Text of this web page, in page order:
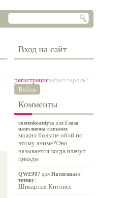
Вход на сайт
регистрациязабыл пароль?
Войти
Комменты
costenkoaniyta для Глаза
наполнены слезами:
можно больше обой по
этому аниме?Оно
называется:когда плачут
цикады
QWE987 для Натягивает
тетиву:
Шикарная Китнисс